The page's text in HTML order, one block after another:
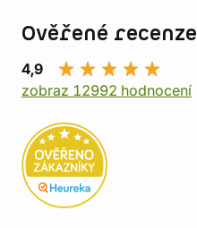
Ověřené recenze
4,9
zobraz 12992 hodnocení